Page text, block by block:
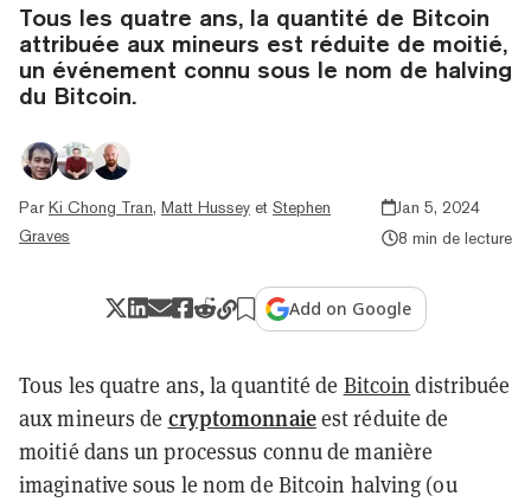
Tous les quatre ans, la quantité de Bitcoin
attribuée aux mineurs est réduite de moitié,
un événement connu sous le nom de halving
du Bitcoin.
Par Ki Chong Tran, Matt Hussey et Stephen
Graves
Jan 5, 2024
8 min de lecture
Add on Google
Tous les quatre ans, la quantité de Bitcoin distribuée
aux mineurs de cryptomonnaieest réduite de
moitié dans un processus connu de manière
imaginative sous le nom de Bitcoin halving (ou